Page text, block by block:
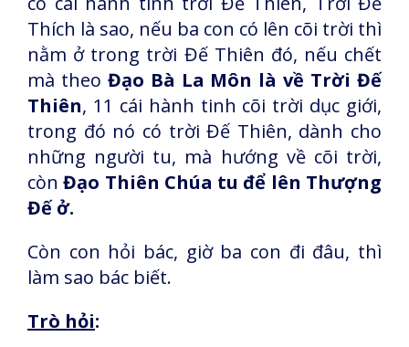
Thích là sao, nếu ba con có lên cõi trời thì
nằm ở trong trời Đế Thiên đó, nếu chết
mà theo Đạo Bà La Môn là về Trời Đế
Thiên, 11 cái hành tinh cõi trời dục giới,
trong đó nó có trời Đế Thiên, dành cho
những người tu, mà hướng về cõi trời,
cònĐạo Thiên Chúa tu để lên Thượng
Đế ở.
Còn con hỏi bác, giờ ba con đi đâu, thì
làm sao bác biết.
Trò hỏi: